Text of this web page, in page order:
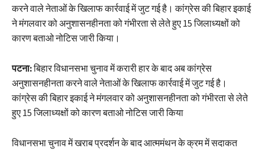
करने वाले नेताओं के खिलाफ कार्रवाई में जुट गई है। कांग्रेस की बिहार इकाई
ने मंगलवार को अनुशासनहीनता को गंभीरता से लेते हुए 15 जिलाध्यक्षों को
कारण बताओ नोटिस जारी किया।
पटना:बिहार विधानसभा चुनाव में करारी हार के बाद अब कांग्रेस
अनुशासनहीनता करने वाले नेताओं के खिलाफ कार्रवाई में जुट गई है।
कांग्रेस की बिहार इकाई ने मंगलवार को अनुशासनहीनता को गंभीरता से लेते
हुए 15 जिलाध्यक्षों को कारण बताओ नोटिस जारी किया
विधानसभा चुनाव में खराब प्रदर्शन के बाद आत्ममंथन के क्रम में सदाकत